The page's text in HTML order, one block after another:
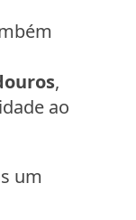
,
ao
um